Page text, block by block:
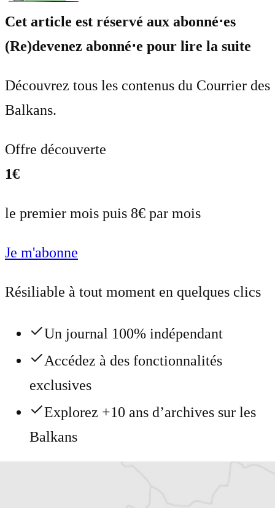
Cet article est réservé aux abonné⋅es
(Re)devenez abonné⋅e pour lire la suite
Découvrez tous les contenus du Courrier des
Balkans.
Offre découverte
1€
le premier mois puis 8€ par mois
Je m'abonne
Résiliable à tout moment en quelques clics
Un journal 100% indépendant
Accédez à des fonctionnalités
exclusives
Explorez +10 ans d’archives sur les
Balkans